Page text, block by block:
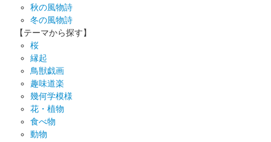
秋の風物詩
冬の風物詩
【テーマから探す】
桜
縁起
鳥獣戯画
趣味道楽
幾何学模様
花・植物
食べ物
動物